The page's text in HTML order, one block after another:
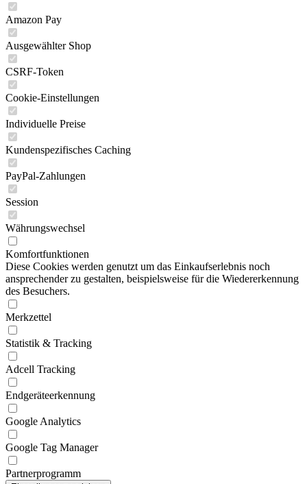
Amazon Pay
Ausgewählter Shop
CSRF-Token
Cookie-Einstellungen
Individuelle Preise
Kundenspezifisches Caching
PayPal-Zahlungen
Session
Währungswechsel
Komfortfunktionen
Diese Cookies werden genutzt um das Einkaufserlebnis noch
ansprechender zu gestalten, beispielsweise für die Wiedererkennung
des Besuchers.
Merkzettel
Statistik & Tracking
Adcell Tracking
Endgeräteerkennung
Google Analytics
Google Tag Manager
Partnerprogramm